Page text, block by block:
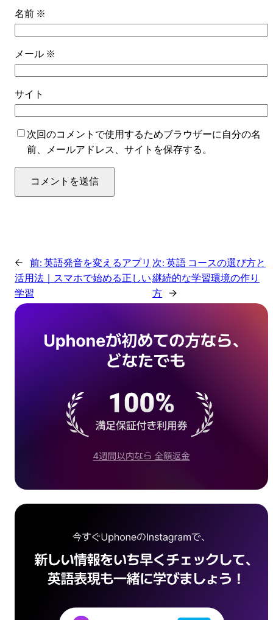
名前 ※
メール ※
サイト
次回のコメントで使用するためブラウザーに自分の名
前、メールアドレス、サイトを保存する。
← 前: 英語発音を変えるアプリ
活用法｜スマホで始める正しい
学習
次: 英語 コースの選び方と
継続的な学習環境の作り
方 →